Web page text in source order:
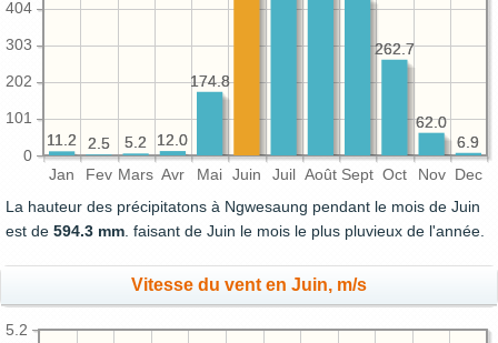
Jan Fev Mars Avr Mai Juin Juil Août Sept Oct Nov Dec
0
101
202
303
404
6.9
62.0
262.7
174.8
12.0
5.2
2.5
11.2 6.9
62.0
262.7
174.8
12.0
5.2
2.5
11.2
La hauteur des précipitatons à Ngwesaung pendant le mois de Juin
est de 594.3 mm . faisant de Juin le mois le plus pluvieux de l'année.
Vitesse du vent en Juin, m/s
5.2